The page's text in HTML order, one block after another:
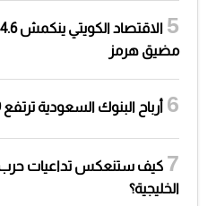
مضيق هرمز
أرباح البنوك السعودية ترتفع 7.9% خلال النصف الأول
كيف ستنعكس تداعيات حرب
الخليجية؟